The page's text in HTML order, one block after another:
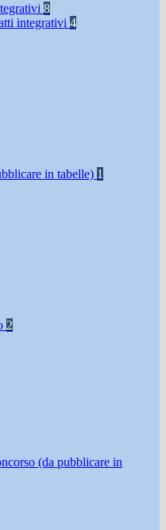
8
integrativi 4
in tabelle) 1
2
(da pubblicare in